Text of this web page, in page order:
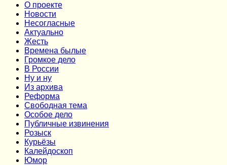
О проекте
Новости
Несогласные
Актуально
Жесть
Времена былые
Громкое дело
В России
Ну и ну
Из архива
Реформа
Cвободная тема
Особое дело
Публичные извинения
Розыск
Курьёзы
Калейдоскоп
Юмор